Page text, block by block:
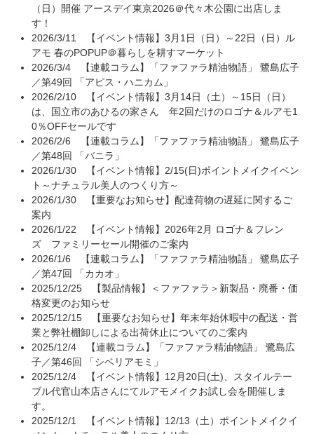
（日）開催 アースデイ東京2026＠代々木公園に出店しま
す！
2026/3/11
【イベント情報】3月1日（日）～22日（日）ル
アモ 春のPOPUP＠暮らしを耕すマーケット
2026/3/4
【連載コラム】「ファファラ精油物語」 鷺島広子
／第49回 「アピス・ハニカム」
2026/2/10
【イベント情報】3月14日（土）～15日（日）
は、国立市のあひるの家さん 年2回だけのロゴナ＆ルアモ1
0％OFFセールです
2026/2/6
【連載コラム】「ファファラ精油物語」 鷺島広子
／第48回 「バニラ」
2026/1/30
【イベント情報】2/15(日)ポイントメイクイベン
ト～ナチュラル美人のつくり方～
2026/1/30
【重要なお知らせ】配達荷物の遅延に関するご
案内
2026/1/22
【イベント情報】2026年2月 ロゴナ＆フレン
ズ ファミリーセール開催のご案内
2026/1/6
【連載コラム】「ファファラ精油物語」 鷺島広子
／第47回 「カカオ」
2025/12/25
【製品情報】＜ファファラ＞新製品・廃番・価
格変更のお知らせ
2025/12/15
【重要なお知らせ】年末年始休暇中の配送・営
業と弊社棚卸しによる出荷休止についてのご案内
2025/12/4
【連載コラム】「ファファラ精油物語」 鷺島広
子／第46回 「シベリアモミ」
2025/12/4
【イベント情報】12月20日(土)、スタイルテー
ブル代官山本店さんにてルアモメイクお試し会を開催しま
す。
2025/12/1
【イベント情報】12/13（土）ポイントメイクイ